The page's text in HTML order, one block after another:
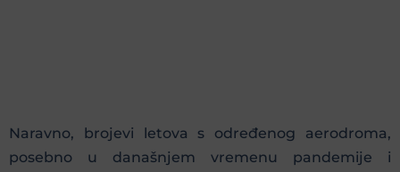
Naravno, brojevi letova s određenog aerodroma,
posebno u današnjem vremenu pandemije i